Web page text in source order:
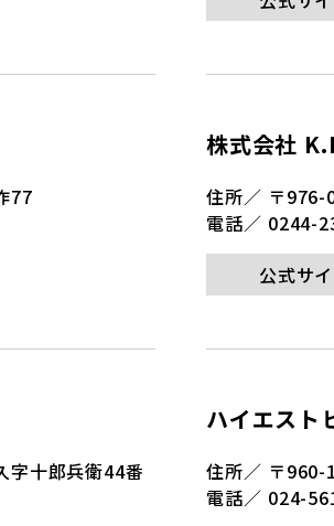
77
株式会社
住所／ 〒976-
電話／ 0244-
公式サ
字十郎兵衛44番
ハイエス
住所／ 〒960-
電話／ 024-